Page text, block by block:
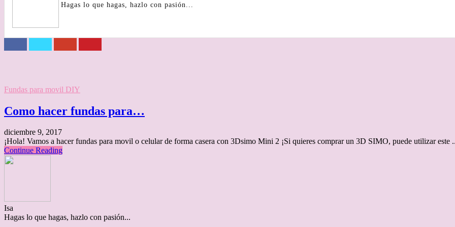
Hagas lo que hagas, hazlo con pasión...
Fundas para movil DIY
Como hacer fundas para…
diciembre 9, 2017
¡Hola! Vamos a hacer fundas para movil o celular de forma casera con 3Dsimo Mini 2 ¡Si quieres comprar un 3D SIMO, puede utilizar este
Continue Reading
Isa
Hagas lo que hagas, hazlo con pasión...